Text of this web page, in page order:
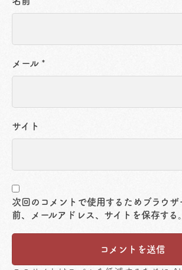
メール *
サイト
次回のコメントで使用するためブラウザ
前、メールアドレス、サイトを保存する。